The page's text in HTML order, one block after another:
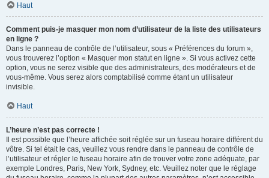
Haut
Comment puis-je masquer mon nom d’utilisateur de la liste des utilisateurs
en ligne ?
Dans le panneau de contrôle de l’utilisateur, sous « Préférences du forum »,
vous trouverez l’option « Masquer mon statut en ligne ». Si vous activez cette
option, vous ne serez visible que des administrateurs, des modérateurs et de
vous-même. Vous serez alors comptabilisé comme étant un utilisateur
invisible.
Haut
L’heure n’est pas correcte !
Il est possible que l’heure affichée soit réglée sur un fuseau horaire différent du
vôtre. Si tel était le cas, veuillez vous rendre dans le panneau de contrôle de
l’utilisateur et régler le fuseau horaire afin de trouver votre zone adéquate, par
exemple Londres, Paris, New York, Sydney, etc. Veuillez noter que le réglage